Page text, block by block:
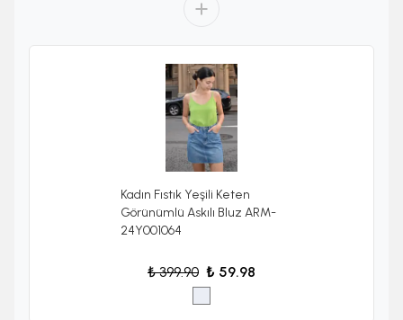
Kadın Fıstık Yeşili Keten
Görünümlü Askılı Bluz ARM-
24Y001064
₺ 399.90 ₺ 59.98